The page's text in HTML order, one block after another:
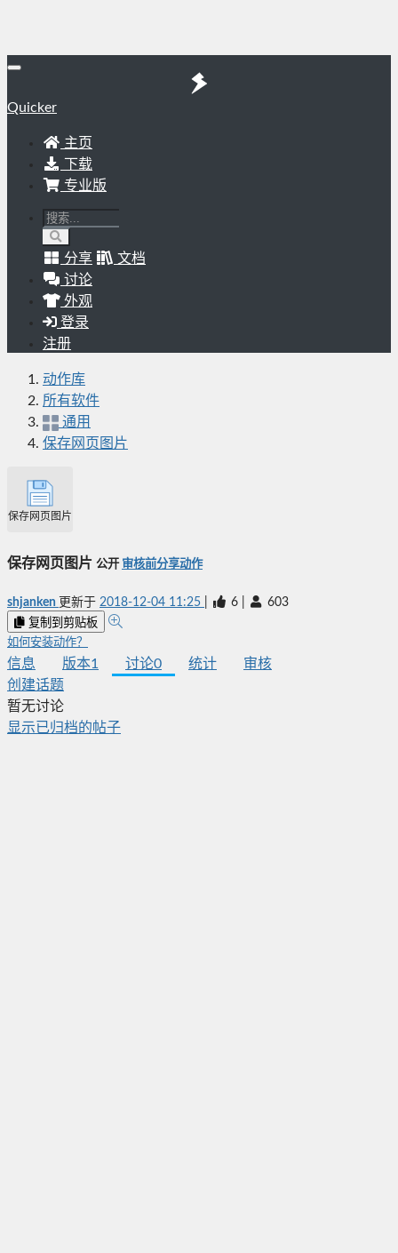
Quicker
主页
下载
专业版
分享
文档
讨论
外观
登录
注册
动作库
所有软件
通用
保存网页图片
保存网页图片
保存网页图片 公开 审核前分享动作
shjanken 更新于 2018-12-04 11:25 6 603
复制到剪贴板
如何安装动作？
信息 版本1 讨论0 统计
审核
创建话题
暂无讨论
显示已归档的帖子